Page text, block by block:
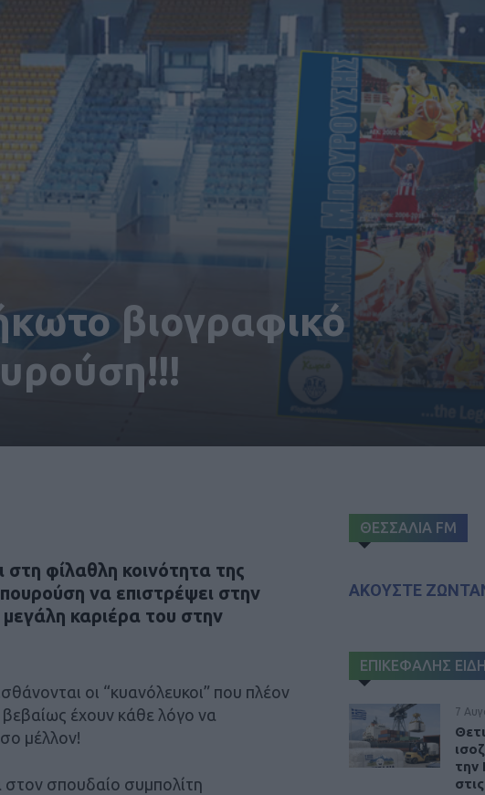
βιογραφικό
φίλαθλη κοινότητα της
να επιστρέψει στην
καριέρα του στην
οι “κυανόλευκοι” που πλέον
έχουν κάθε λόγο να
μέλλον!
σπουδαίο συμπολίτη
ΘΕΣΣΑΛΙΑ FM
ΑΚΟΥΣΤΕ
ΕΠΙΚΕΦΑΛΗΣ
7
την